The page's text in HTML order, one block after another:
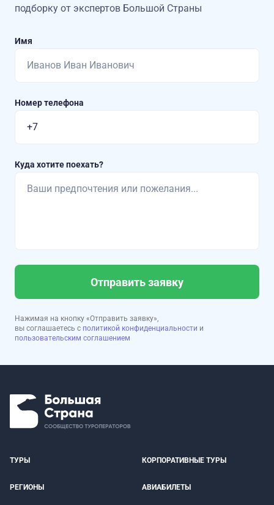
подборку от экспертов Большой Страны
Имя
Номер телефона
Куда хотите поехать?
Отправить заявку
Нажимая на кнопку «Отправить заявку»,
вы соглашаетесь с политикой конфиденциальности и
пользовательским соглашением
ТУРЫ КОРПОРАТИВНЫЕ ТУРЫ
РЕГИОНЫ АВИАБИЛЕТЫ